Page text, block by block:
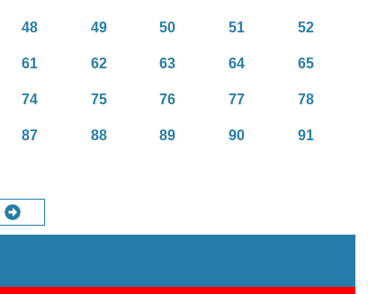
48 49 50 51 52
61 62 63 64 65
74 75 76 77 78
87 88 89 90 91